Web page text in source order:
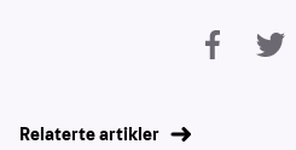
Relaterte artikler